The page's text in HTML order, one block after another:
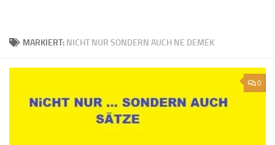
MARKIERT: NICHT NUR SONDERN AUCH NE DEMEK
0